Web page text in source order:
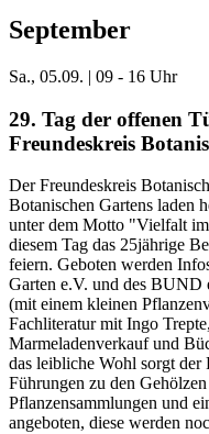
September
Sa., 05.09. | 09 - 16 Uhr
29. Tag der offenen
Freundeskreis
Der Freundeskreis
Botanischen Gartens laden
unter dem Motto "Vielfalt
diesem Tag das 25jährige
feiern. Geboten werden
Garten e.V. und des BUND
(mit einem kleinen
Fachliteratur mit Ingo
Marmeladenverkauf und
das leibliche Wohl sorgt der
Führungen zu den
Pflanzensammlungen und
angeboten, diese werden